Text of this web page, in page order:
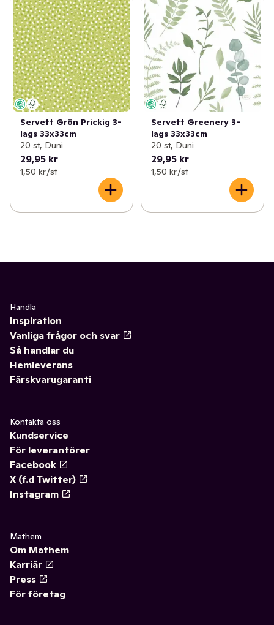
Servett Grön Prickig 3-
lags 33x33cm
20 st, Duni
29,95 kr
1,50 kr /st
Servett Greenery 3-
lags 33x33cm
20 st, Duni
29,95 kr
1,50 kr /st
Handla
Inspiration
Vanliga frågor och svar
Så handlar du
Hemleverans
Färskvarugaranti
Kontakta oss
Kundservice
För leverantörer
Facebook
X (f.d Twitter)
Instagram
Mathem
Om Mathem
Karriär
Press
För företag